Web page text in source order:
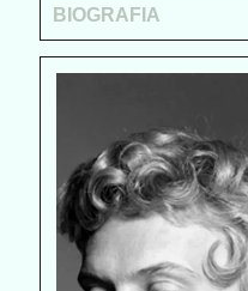
BIOGRAFIA